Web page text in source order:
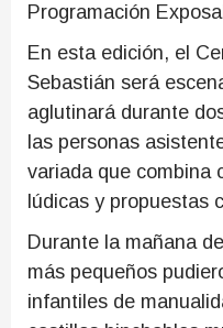
Programación
En esta edición, el
Sebastián será
aglutinará durante
las personas
variada que combina
lúdicas y propuestas
Durante la mañana
más pequeños
infantiles de